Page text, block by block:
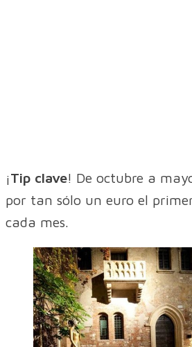
¡Tip clave! De octubre a
por tan sólo un euro el
cada mes.